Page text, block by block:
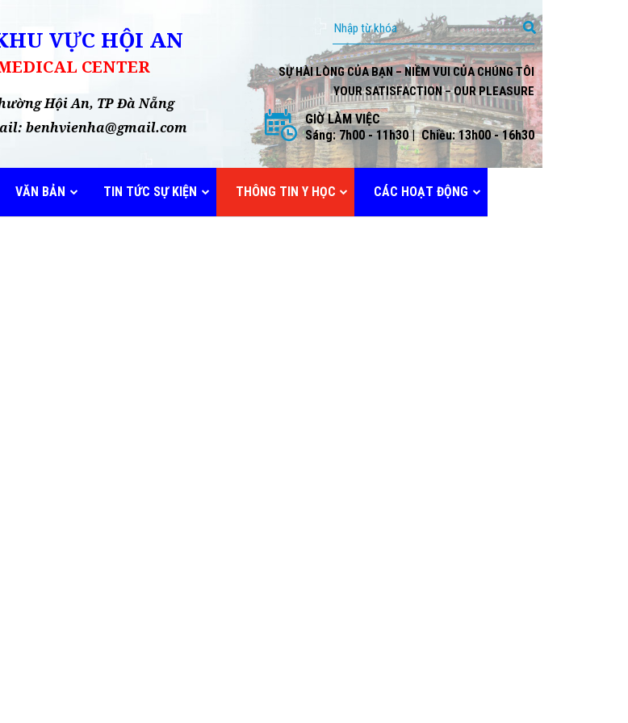
VỰC HỘI AN
CENTER
Hội An, TP Đà Nẵng
benhvienha@gmail.com
SỰ HÀI LÒNG CỦA BẠN – NIỀM VUI CỦA CHÚNG TÔI
YOUR SATISFACTION – OUR PLEASURE
GIỜ LÀM VIỆC
Sáng: 7h00 - 11h30 | Chiều: 13h00 - 16h30
VĂN BẢN TIN TỨC SỰ KIỆN THÔNG TIN Y HỌC CÁC HOẠT ĐỘNG